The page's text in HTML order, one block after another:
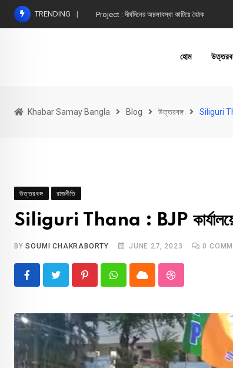
Skip
TRENDING Project : দীর্ঘদিনের অচলাবস্থা কাটিয়ে বৈঠক
হোম
Khabar Samay Bangla Blog উত্তরবঙ্গ Siliguri
উত্তরবঙ্গ রাজনীতি
Siliguri Thana : BJP কার্যালয়ে
BYSOUMI CHAKRABORTY JUNE 27, 2023 0
PinterestWhatsappCloud StumbleUpon